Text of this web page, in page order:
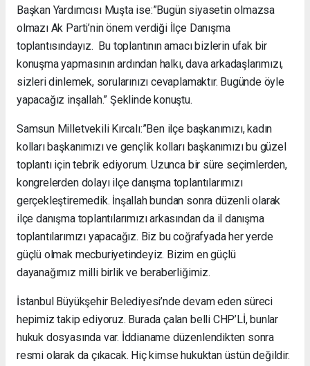
Başkan Yardımcısı Muşta ise:”Bugün siyasetin olmazsa
olmazı Ak Parti’nin önem verdiği İlçe Danışma
toplantısındayız. Bu toplantının amacı bizlerin ufak bir
konuşma yapmasının ardından halkı, dava arkadaşlarımızı,
sizleri dinlemek, sorularınızı cevaplamaktır. Bugünde öyle
yapacağız inşallah.” Şeklinde konuştu.
Samsun Milletvekili Kırcalı:”Ben ilçe başkanımızı, kadın
kolları başkanımızı ve gençlik kolları başkanımızı bu güzel
toplantı için tebrik ediyorum. Uzunca bir süre seçimlerden,
kongrelerden dolayı ilçe danışma toplantılarımızı
gerçekleştiremedik. İnşallah bundan sonra düzenli olarak
ilçe danışma toplantılarımızı arkasından da il danışma
toplantılarımızı yapacağız. Biz bu coğrafyada her yerde
güçlü olmak mecburiyetindeyiz. Bizim en güçlü
dayanağımız milli birlik ve beraberliğimiz.
İstanbul Büyükşehir Belediyesi’nde devam eden süreci
hepimiz takip ediyoruz. Burada çalan belli CHP’Lİ, bunlar
hukuk dosyasında var. İddianame düzenlendikten sonra
resmi olarak da çıkacak. Hiç kimse hukuktan üstün değildir.